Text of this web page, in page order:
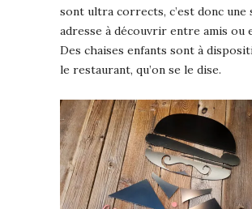
sont ultra corrects, c’est donc une
adresse à découvrir entre amis ou
Des chaises enfants sont à
le restaurant, qu’on se le dise.